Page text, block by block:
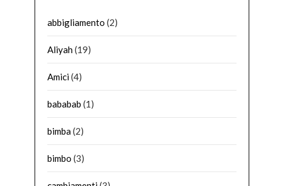
abbigliamento (2)
Aliyah(19)
Amici(4)
bababab (1)
bimba(2)
bimbo (3)